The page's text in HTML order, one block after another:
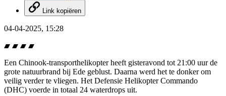
Link kopiëren
04-04-2025, 15:28
Een Chinook-transporthelikopter heeft gisteravond tot 21:00 uur de
grote natuurbrand bij Ede geblust. Daarna werd het te donker om
veilig verder te vliegen. Het Defensie Helikopter Commando
(DHC) voerde in totaal 24 waterdrops uit.